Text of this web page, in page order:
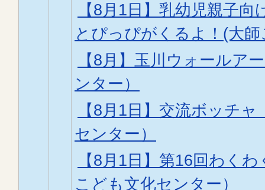
【8月1日】乳幼児親子
とぴっぴがくるよ！(大
【8月】玉川ウォールア
ンター）
【8月1日】交流ボッチ
センター）
【8月1日】第16回わく
こども文化センター）